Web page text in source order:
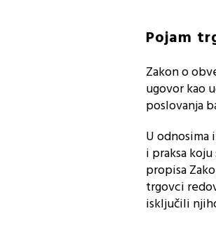
Pojam
Zakon o
ugovor kao
poslovanja
U
i praksa
propisa
trgovci
isključili